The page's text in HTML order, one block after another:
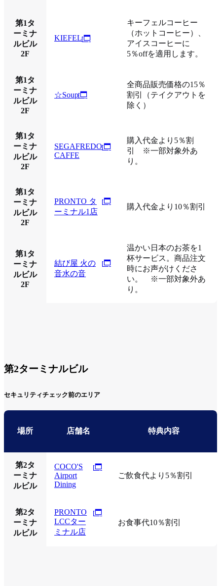
第1タ
ーミナ
ルビル
2F
KIEFEL
キーフェルコーヒー
（ホットコーヒー）、
アイスコーヒーに
5％offを適用します。
第1タ
ーミナ
ルビル
2F
☆Soup
全商品販売価格の15％
割引（テイクアウトを
除く）
第1タ
ーミナ
ルビル
2F
SEGAFREDO
CAFFE
購入代金より5％割
引 ※一部対象外あ
り。
第1タ
ーミナ
ルビル
2F
PRONTO タ
ーミナル1店
購入代金より10％割引
第1タ
ーミナ
ルビル
2F
結び屋 火の
音水の音
温かい日本のお茶を1
杯サービス。商品注文
時にお声がけくださ
い。 ※一部対象外あ
り。
第2ターミナルビル
セキュリティチェック前のエリア
場所 店舗名 特典内容
第2タ
ーミナ
ルビル
COCO'S
Airport
Dining
ご飲食代より5％割引
第2タ
ーミナ
ルビル
PRONTO
LCCター
ミナル店
お食事代10％割引